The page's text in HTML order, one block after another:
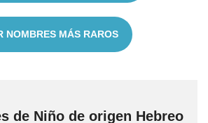
NOMBRES MÁS RAROS
de Niño de origen Hebreo